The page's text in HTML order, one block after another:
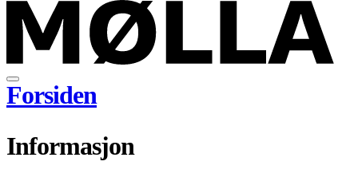
Forsiden
Informasjon